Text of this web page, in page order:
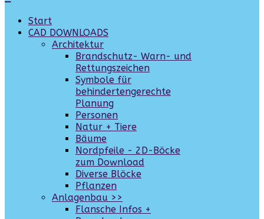
Start
CAD DOWNLOADS
Architektur
Brandschutz- Warn- und
Rettungszeichen
Symbole für
behindertengerechte
Planung
Personen
Natur + Tiere
Bäume
Nordpfeile - 2D-Böcke
zum Download
Diverse Blöcke
Pflanzen
Anlagenbau >>
Flansche Infos +